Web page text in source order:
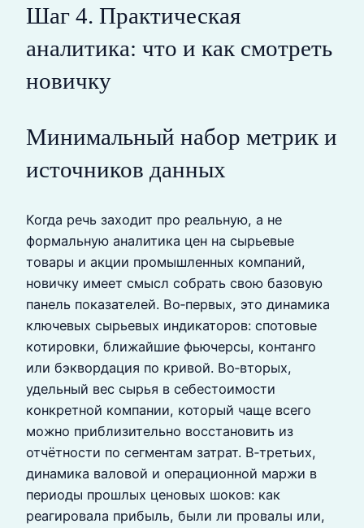
Шаг 4. Практическая
аналитика: что и как смотреть
новичку
Минимальный набор метрик и
источников данных
Когда речь заходит про реальную, а не
формальную аналитика цен на сырьевые
товары и акции промышленных компаний,
новичку имеет смысл собрать свою базовую
панель показателей. Во‑первых, это динамика
ключевых сырьевых индикаторов: спотовые
котировки, ближайшие фьючерсы, контанго
или бэквордация по кривой. Во‑вторых,
удельный вес сырья в себестоимости
конкретной компании, который чаще всего
можно приблизительно восстановить из
отчётности по сегментам затрат. В‑третьих,
динамика валовой и операционной маржи в
периоды прошлых ценовых шоков: как
реагировала прибыль, были ли провалы или,